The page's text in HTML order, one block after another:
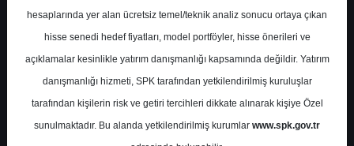
Ana Sayfa Raporlar
Gedik Yatırım
Rapor Detay
PETKM - Bilanço Analizi
Gedik Yatırım 06 Mart 2025
hesaplarında yer alan ücretsiz temel/teknik analiz sonucu ortaya çıkan
hisse senedi hedef fiyatları, model portföyler, hisse önerileri ve
açıklamalar kesinlikle yatırım danışmanlığı kapsamında değildir. Yatırım
danışmanlığı hizmeti, SPK tarafından yetkilendirilmiş kuruluşlar
tarafından kişilerin risk ve getiri tercihleri dikkate alınarak kişiye Özel
sunulmaktadır. Bu alanda yetkilendirilmiş kurumlar www.spk.gov.tr